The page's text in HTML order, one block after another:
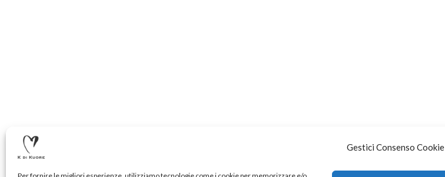
Gestici Consenso Cookie